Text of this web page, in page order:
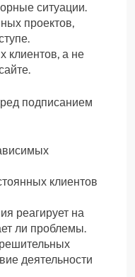
ситуации.
проектов,
клиентов, а не
подписанием
клиентов
реагирует на
ли проблемы.
деятельности